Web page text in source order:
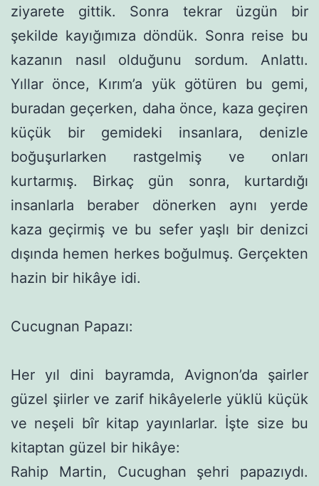
ziyarete gittik. Sonra tekrar üzgün bir
şekilde kayığımı­za döndük. Sonra reise bu
kazanın nasıl olduğunu sordum. Anlat­tı.
Yıllar önce, Kırım’a yük götüren bu gemi,
buradan geçerken, daha önce, kaza geçiren
küçük bir gemideki insanlara, denizle
boğuşurlarken rastgelmiş ve onları
kurtarmış. Birkaç gün sonra, kurtardığı
insanlarla beraber dönerken aynı yerde
kaza geçirmiş ve bu sefer yaşlı bir denizci
dışında hemen herkes boğulmuş. Gerçekten
hazin bir hikâye idi.
Cucugnan Papazı:
Her yıl dini bayramda, Avignon’da şairler
güzel şiirler ve za­rif hikâyelerle yüklü küçük
ve neşeli bîr kitap yayınlarlar. İşte size bu
kitaptan güzel bir hikâye:
Rahip Martin, Cucughan şehri papazıydı.